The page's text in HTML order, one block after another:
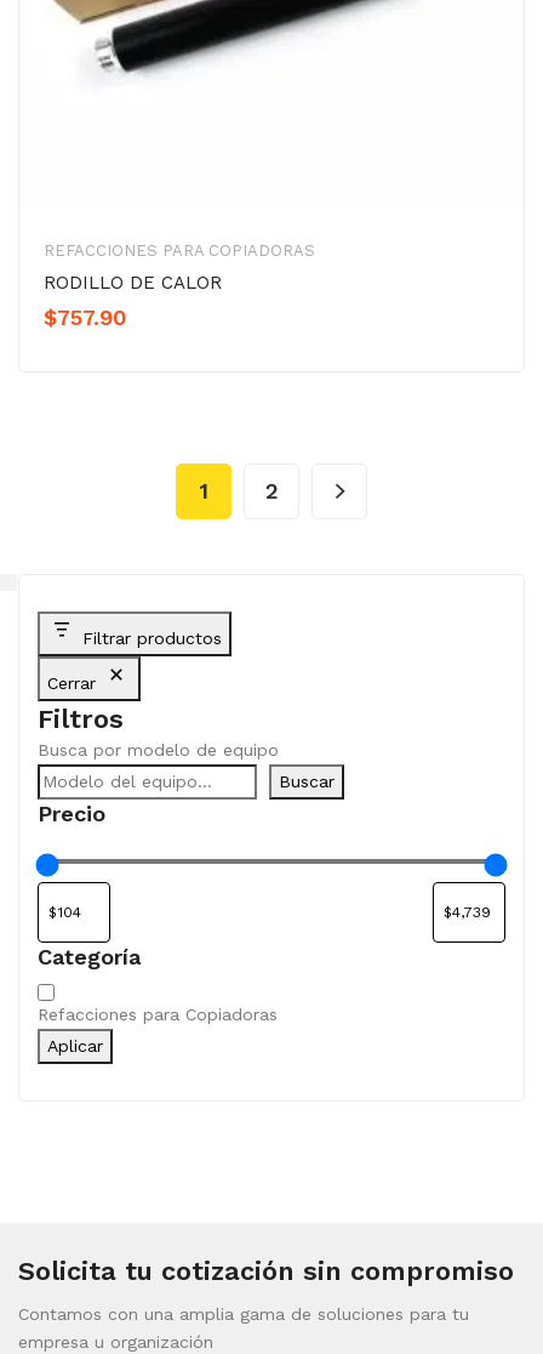
REFACCIONES PARA COPIADORAS
RODILLO DE CALOR
$757.90
1 2
Filtrar productos
Cerrar
Filtros
Busca por modelo de equipo
Buscar
Precio
Categoría
Categoría
Refacciones para Copiadoras
Aplicar
Solicita tu cotización sin compromiso
Contamos con una amplia gama de soluciones para tu
empresa u organización